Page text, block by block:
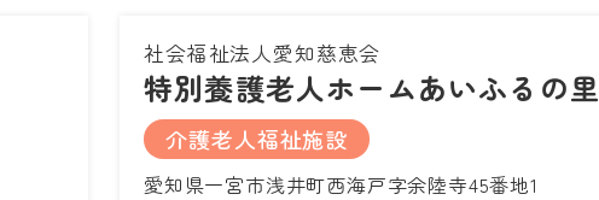
社会福祉法人愛知慈恵会
特別養護老人ホームあいふるの里
介護老人福祉施設
愛知県一宮市浅井町西海戸字余陸寺45番地1